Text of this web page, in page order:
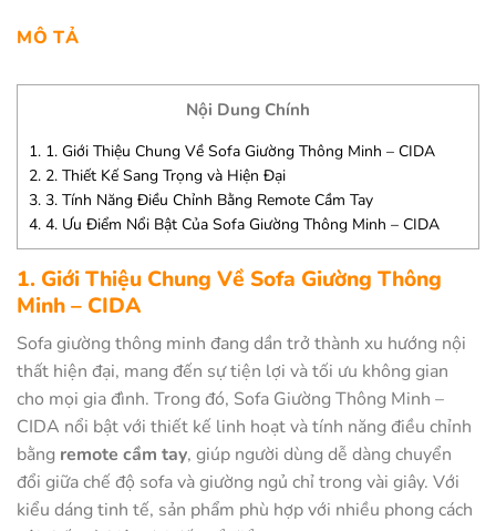
MÔ TẢ
Nội Dung Chính
1. 1. Giới Thiệu Chung Về Sofa Giường Thông Minh – CIDA
2. 2. Thiết Kế Sang Trọng và Hiện Đại
3. 3. Tính Năng Điều Chỉnh Bằng Remote Cầm Tay
4. 4. Ưu Điểm Nổi Bật Của Sofa Giường Thông Minh – CIDA
1. Giới Thiệu Chung Về Sofa Giường Thông
Minh – CIDA
Sofa giường thông minh đang dần trở thành xu hướng nội
thất hiện đại, mang đến sự tiện lợi và tối ưu không gian
cho mọi gia đình. Trong đó, Sofa Giường Thông Minh –
CIDA nổi bật với thiết kế linh hoạt và tính năng điều chỉnh
bằng remote cầm tay, giúp người dùng dễ dàng chuyển
đổi giữa chế độ sofa và giường ngủ chỉ trong vài giây. Với
kiểu dáng tinh tế, sản phẩm phù hợp với nhiều phong cách